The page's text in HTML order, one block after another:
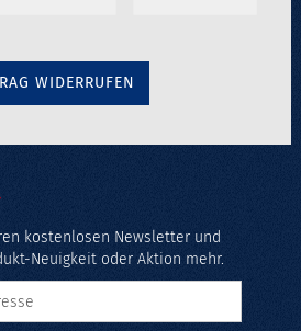
WIDERRUFEN
kostenlosen Newsletter und
Neuigkeit oder Aktion mehr.